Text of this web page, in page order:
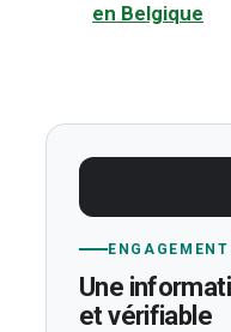
en Belgique
Une
et vérifiable